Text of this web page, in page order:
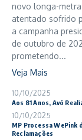
novo longa-
atentado sofrido
a campanha
de outubro de
prometendo...
Veja Mais
10/10/2025
Aos 81 Anos, Avó
10/10/2025
MP Processa WePink
Reclamações